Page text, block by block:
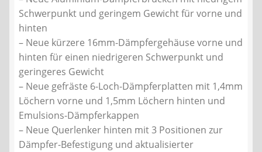
Schwerpunkt und geringem Gewicht für vorne und
hinten
– Neue kürzere 16mm-Dämpfergehäuse vorne und
hinten für einen niedrigeren Schwerpunkt und
geringeres Gewicht
– Neue gefräste 6-Loch-Dämpferplatten mit 1,4mm
Löchern vorne und 1,5mm Löchern hinten und
Emulsions-Dämpferkappen
– Neue Querlenker hinten mit 3 Positionen zur
Dämpfer-Befestigung und aktualisierter